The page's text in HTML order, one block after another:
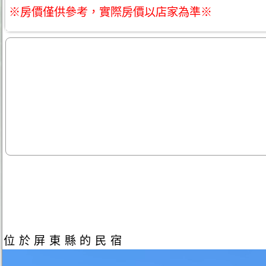
※房價僅供參考，實際房價以店家為準※
位於屏東縣的民宿